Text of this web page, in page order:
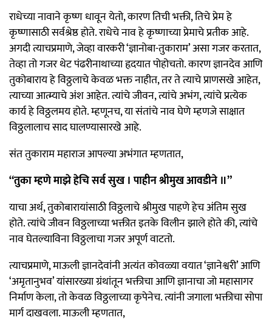
राधेच्या नावाने कृष्ण धावून येतो, कारण तिची भक्ती, तिचे प्रेम हे
कृष्णासाठी सर्वश्रेष्ठ होते. राधेचे नाव हे कृष्णाच्या प्रेमाचे प्रतीक आहे.
अगदी त्याचप्रमाणे, जेव्हा वारकरी ‘ज्ञानोबा-तुकाराम’ असा गजर करतात,
तेव्हा तो गजर थेट पंढरीनाथाच्या हृदयात पोहोचतो. कारण ज्ञानदेव आणि
तुकोबाराय हे विठ्ठलाचे केवळ भक्त नाहीत, तर ते त्याचे प्राणसखे आहेत,
त्याच्या आत्म्याचे अंश आहेत. त्यांचे जीवन, त्यांचे अभंग, त्यांचे प्रत्येक
कार्य हे विठ्ठलमय होते. म्हणूनच, या संतांचे नाव घेणे म्हणजे साक्षात
विठ्ठलालाच साद घालण्यासारखे आहे.
संत तुकाराम महाराज आपल्या अभंगात म्हणतात,
“तुका म्हणे माझे हेचि सर्व सुख । पाहीन श्रीमुख आवडीने ॥”
याचा अर्थ, तुकोबारायांसाठी विठ्ठलाचे श्रीमुख पाहणे हेच अंतिम सुख
होते. त्यांचे जीवन विठ्ठलाच्या भक्तीत इतके विलीन झाले होते की, त्यांचे
नाव घेतल्याविना विठ्ठलाचा गजर अपूर्ण वाटतो.
त्याचप्रमाणे, माऊली ज्ञानदेवांनी अत्यंत कोवळ्या वयात ‘ज्ञानेश्वरी’ आणि
‘अमृतानुभव’ यांसारख्या ग्रंथांतून भक्तीचा आणि ज्ञानाचा जो महासागर
निर्माण केला, तो केवळ विठ्ठलाच्या कृपेनेच. त्यांनी जगाला भक्तीचा सोपा
मार्ग दाखवला. माऊली म्हणतात,